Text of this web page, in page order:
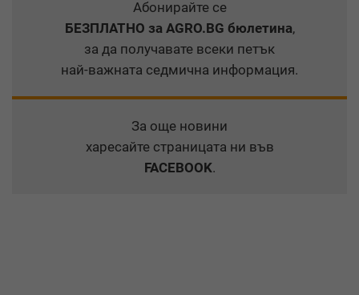
Абонирайте се
БЕЗПЛАТНО за AGRO.BG бюлетина,
за да получавате всеки петък
най-важната седмична информация.
За още новини
харесайте страницата ни във
FACEBOOK.